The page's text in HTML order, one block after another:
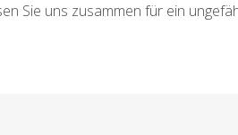
Sie uns zusammen für ein